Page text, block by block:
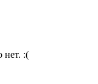
нет. :(